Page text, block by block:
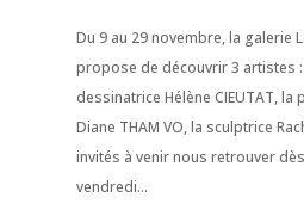
Du 9 au 29 novembre, la galerie
propose de découvrir 3 artistes
dessinatrice Hélène CIEUTAT,
Diane THAM VO, la sculptrice
invités à venir nous retrouver
vendredi...